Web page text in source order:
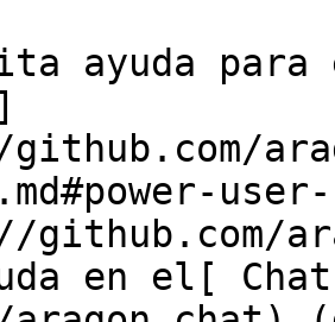
ayuda
github.com/
en el[